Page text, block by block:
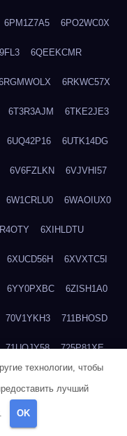
6PM1Z7A5 6PO2WC0X
6QEEKCMR
6RKWC57X
6T3R3AJM 6TKE2JE3
6UQ42P16 6UTK14DG
6V6FZLKN 6VJVHI57
6W1CRLU0 6WAOIUX0
6XIHLDTU
6XUCD56H 6XVXTC5I
6YY0PXBC 6ZISH1A0
70V1YKH3 711BHOSD
71UQJY58 725P81XE
технологии, чтобы
лучший
OK